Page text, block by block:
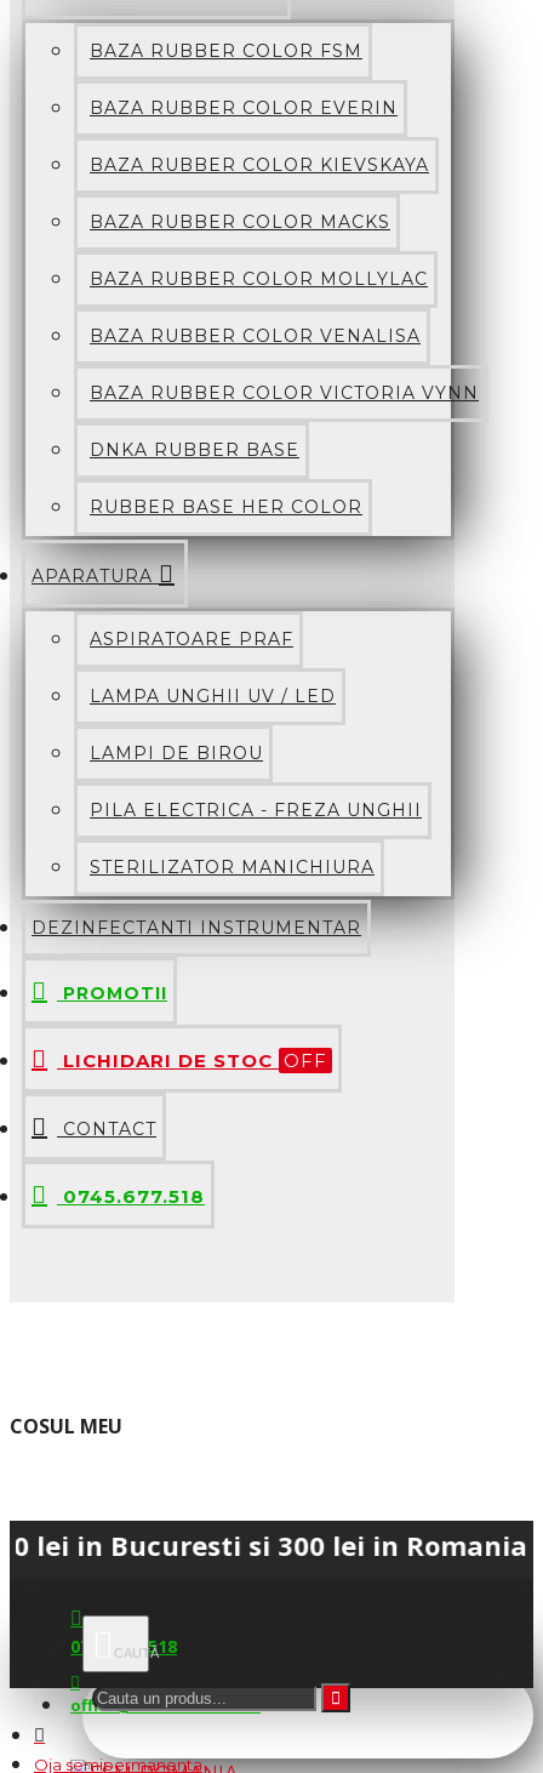
BAZA RUBBER COLOR FSM
BAZA RUBBER COLOR EVERIN
BAZA RUBBER COLOR KIEVSKAYA
BAZA RUBBER COLOR MACKS
BAZA RUBBER COLOR MOLLYLAC
BAZA RUBBER COLOR VENALISA
BAZA RUBBER COLOR VICTORIA VYNN
DNKA RUBBER BASE
RUBBER BASE HER COLOR
APARATURA
ASPIRATOARE PRAF
LAMPA UNGHII UV / LED
LAMPI DE BIROU
PILA ELECTRICA - FREZA UNGHII
STERILIZATOR MANICHIURA
DEZINFECTANTI INSTRUMENTAR
PROMOTII
LICHIDARI DE STOC OFF
CONTACT
0745.677.518
COSUL MEU
si 300 lei in Romania • 💳
0745.677.518
office@fsm-romania.ro
Oja semipermanenta